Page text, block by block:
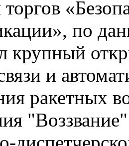
по
крупный
и
ракетных